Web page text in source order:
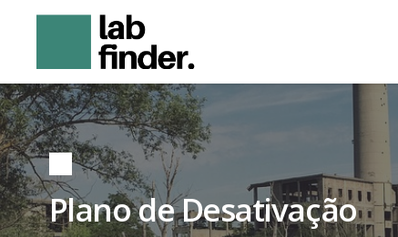
LabFinder
Engenharia
e
Meio
Ambiente
Plano de Desativação